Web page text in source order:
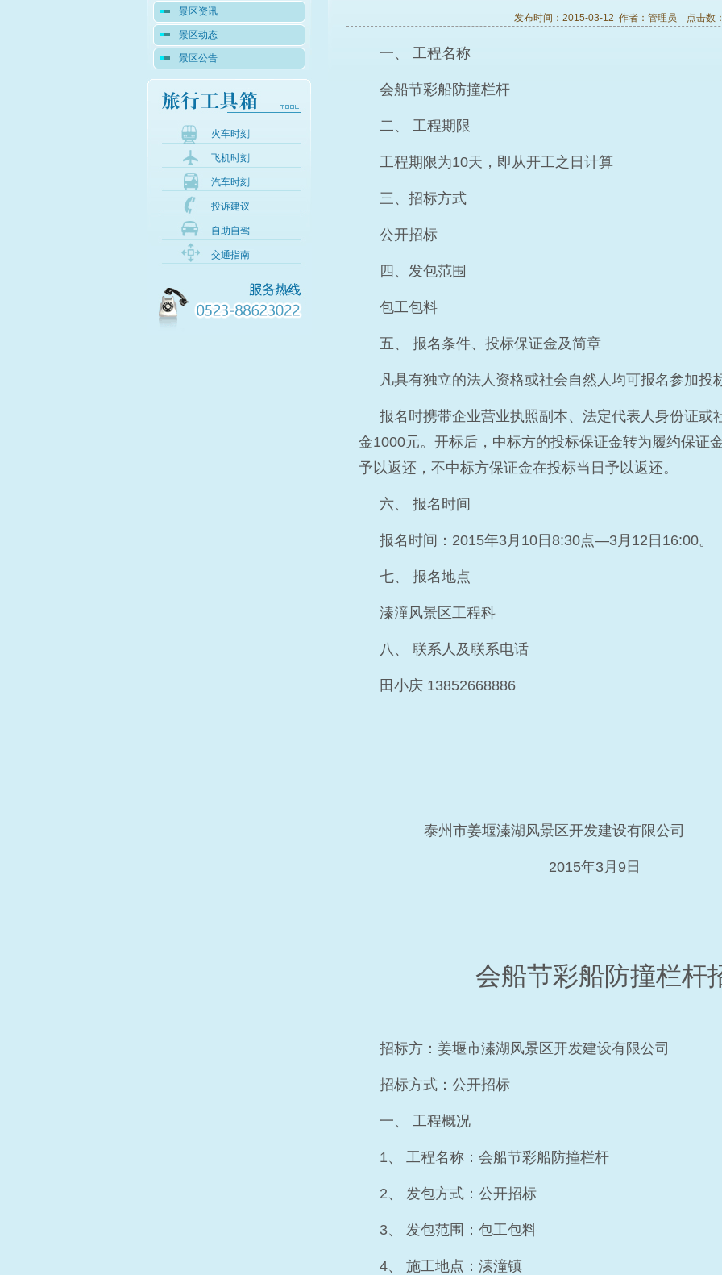
景区资讯
景区动态
景区公告
火车时刻
飞机时刻
汽车时刻
投诉建议
自助自驾
交通指南
发布时间：2015-03-12 作者： 管理员 点击数
一、 工程名称
会船节彩船防撞栏杆
二、 工程期限
工程期限为10天，即从开工之日计算
三、招标方式
公开招标
四、发包范围
包工包料
五、 报名条件、投标保证金及简章
凡具有独立的法人资格或社会自然人均可报名参加投
报名时携带企业营业执照副本、法定代表人身份证或
金1000元。开标后，中标方的投标保证金转为履约保证
予以返还，不中标方保证金在投标当日予以返还。
六、 报名时间
报名时间：2015年3月10日8:30点—3月12日16:00。
七、 报名地点
溱潼风景区工程科
八、 联系人及联系电话
田小庆 13852668886
泰州市姜堰溱湖风景区开发建设有限公司
2015年3月9日
会船节彩船防撞栏杆
招标方：姜堰市溱湖风景区开发建设有限公司
招标方式：公开招标
一、 工程概况
1、 工程名称：会船节彩船防撞栏杆
2、 发包方式：公开招标
3、 发包范围：包工包料
4、 施工地点：溱潼镇